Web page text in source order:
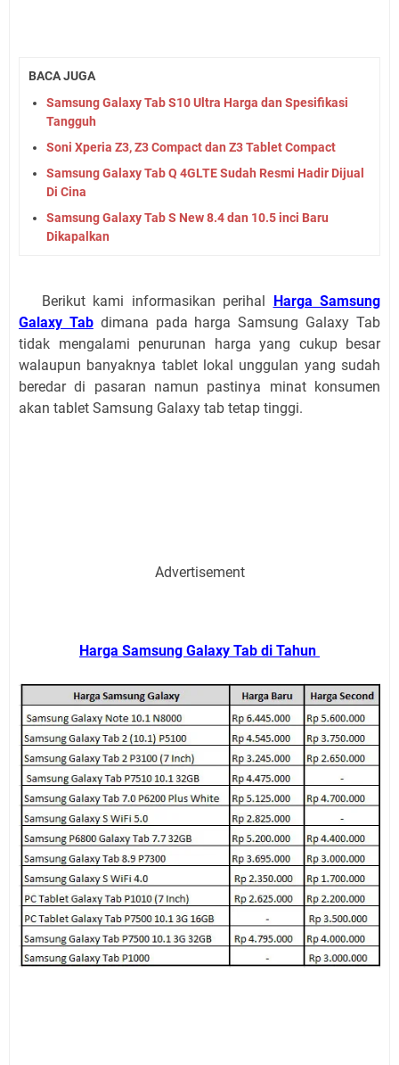
BACA JUGA
Samsung Galaxy Tab S10 Ultra Harga dan Spesifikasi
Tangguh
Soni Xperia Z3, Z3 Compact dan Z3 Tablet Compact
Samsung Galaxy Tab Q 4GLTE Sudah Resmi Hadir Dijual
Di Cina
Samsung Galaxy Tab S New 8.4 dan 10.5 inci Baru
Dikapalkan
Berikut kami informasikan perihal
Harga Samsung
Galaxy Tabdimana pada harga Samsung Galaxy Tab
tidak mengalami penurunan harga yang cukup besar
walaupun banyaknya tablet lokal unggulan yang sudah
beredar di pasaran namun pastinya minat konsumen
akan tablet Samsung Galaxy tab tetap tinggi.
Advertisement
Harga Samsung Galaxy Tab di Tahun